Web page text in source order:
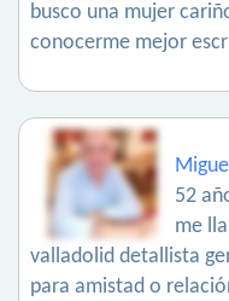
busco una mujer
conocerme mejor
52
me
valladolid detallista
para amistad o